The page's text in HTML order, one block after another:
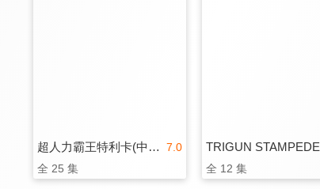
7.0
超人力霸王特利卡(中文版)
全 25 集
TRIGUN STAMPEDE
全 12 集